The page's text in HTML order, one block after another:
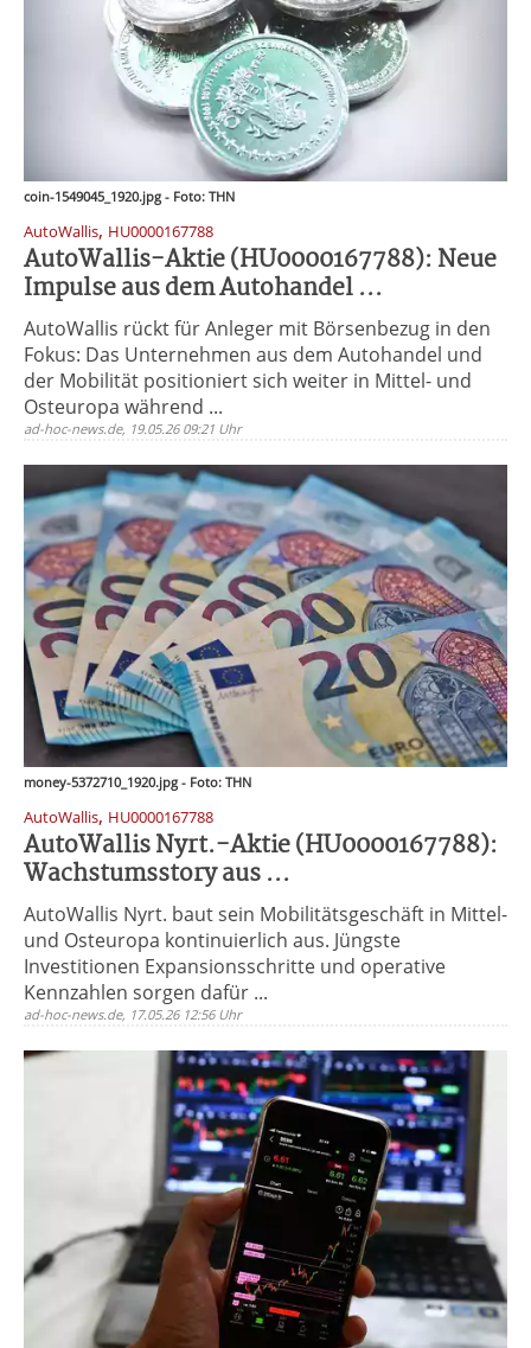
coin-1549045_1920.jpg - Foto: THN
AutoWallis, HU0000167788
AutoWallis-Aktie (HU0000167788): Neue
Impulse aus dem Autohandel ...
AutoWallis rückt für Anleger mit Börsenbezug in den
Fokus: Das Unternehmen aus dem Autohandel und
der Mobilität positioniert sich weiter in Mittel- und
Osteuropa während ...
ad-hoc-news.de, 19.05.26 09:21 Uhr
money-5372710_1920.jpg - Foto: THN
AutoWallis, HU0000167788
AutoWallis Nyrt.-Aktie (HU0000167788):
Wachstumsstory aus ...
AutoWallis Nyrt. baut sein Mobilitätsgeschäft in Mittel-
und Osteuropa kontinuierlich aus. Jüngste
Investitionen Expansionsschritte und operative
Kennzahlen sorgen dafür ...
ad-hoc-news.de, 17.05.26 12:56 Uhr